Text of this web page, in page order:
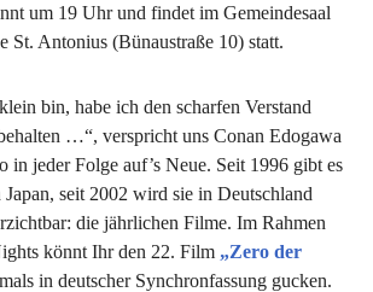
um 19 Uhr und findet im Gemeindesaal
St. Antonius (Bünaustraße 10) statt.
bin, habe ich den scharfen Verstand
…“, verspricht uns Conan Edogawa
in jeder Folge auf’s Neue. Seit 1996 gibt es
seit 2002 wird sie in Deutschland
die jährlichen Filme. Im Rahmen
könnt Ihr den 22. Film „Zero der
in deutscher Synchronfassung gucken.